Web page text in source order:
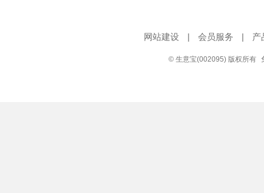
网站建设 | 会员服务 | 产
© 生意宝(002095) 版权所有